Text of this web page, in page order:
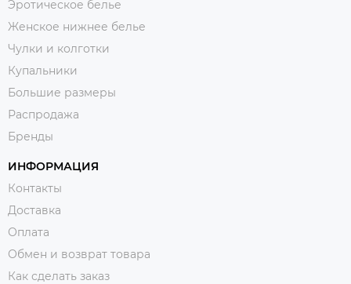
Эротическое белье
Женское нижнее белье
Чулки и колготки
Купальники
Большие размеры
Распродажа
Бренды
ИНФОРМАЦИЯ
Контакты
Доставка
Оплата
Обмен и возврат товара
Как сделать заказ